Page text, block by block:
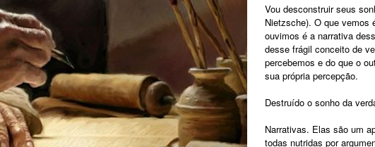
Vou desconstruir seus
Nietzsche). O que vemos
ouvimos é a narrativa
desse frágil conceito de
percebemos e do que o
sua própria percepção.
Destruído o sonho da
Narrativas. Elas são um
todas nutridas por